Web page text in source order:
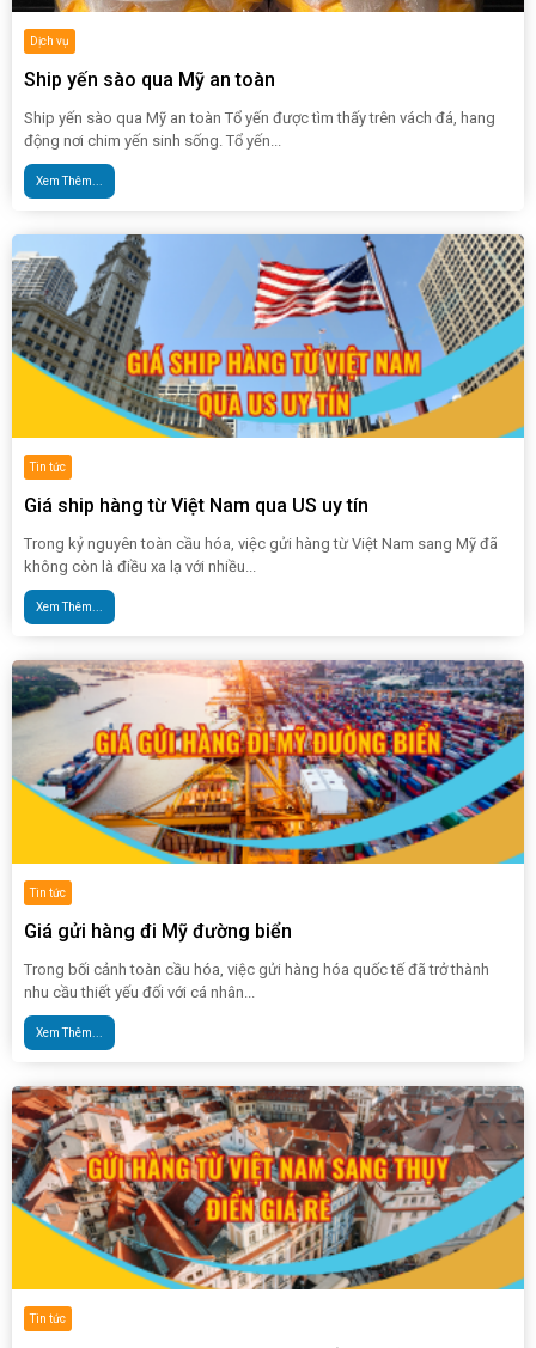
Dịch vụ
Ship yến sào qua Mỹ an toàn
Ship yến sào qua Mỹ an toàn Tổ yến được tìm thấy trên vách đá, hang
động nơi chim yến sinh sống. Tổ yến...
Xem Thêm...
Tin tức
Giá ship hàng từ Việt Nam qua US uy tín
Trong kỷ nguyên toàn cầu hóa, việc gửi hàng từ Việt Nam sang Mỹ đã
không còn là điều xa lạ với nhiều...
Xem Thêm...
Tin tức
Giá gửi hàng đi Mỹ đường biển
Trong bối cảnh toàn cầu hóa, việc gửi hàng hóa quốc tế đã trở thành
nhu cầu thiết yếu đối với cá nhân...
Xem Thêm...
Tin tức